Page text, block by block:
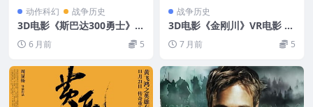
动作科幻 战争历史
3D电影《斯巴达300勇士》3
D左右格式 网盘下载 VR3D版
电影6 月前 5
战争历史
3D电影《金刚川》VR电影 3
D左右格式 1080P 网盘下载
7 月前 5